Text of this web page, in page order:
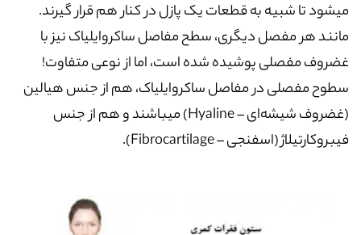
میشود تا شبیه به قطعات یک پازل در کنار هم قرار گیرند.
مانند هر مفصل دیگری، سطح مفاصل ساکروایلیاک نیز با
غضروف مفصلی پوشیده شده است، اما از نوعی متفاوت!
سطوح مفصلی در مفاصل ساکروایلیاک، هم از جنس هیالین
(غضروف شیشه‌ای – Hyaline) میباشند و هم از جنس
فیبروکارتیلاژ (اسفنجی – Fibrocartilage).